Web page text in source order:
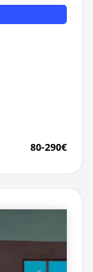
80-290€